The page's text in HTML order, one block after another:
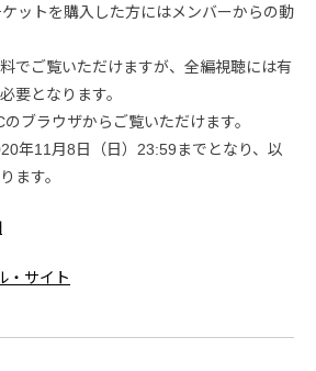
ットを購入した方にはメンバーからの動
でご覧いただけますが、全編視聴には有
要となります。
ブラウザからご覧いただけます。
年11月8日（日）23:59までとなり、以
ます。
・サイト